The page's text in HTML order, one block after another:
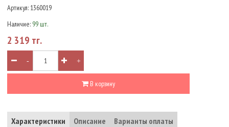
Артикул: 1360019
Наличие: 99 шт.
2 319 тг.
- +
В корзину
Характеристики Описание Варианты оплаты